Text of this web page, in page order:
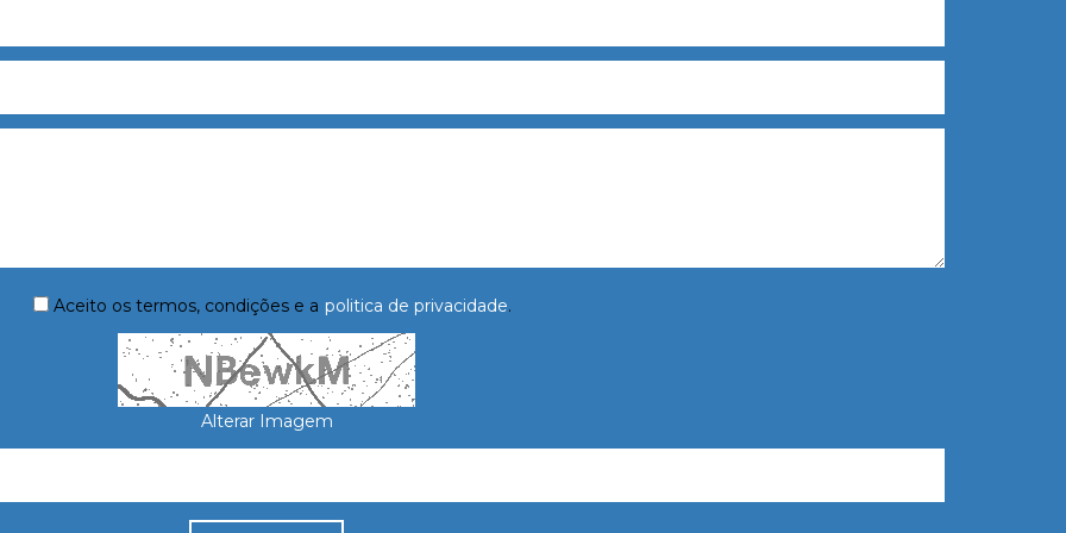
Aceito os termos, condições e a politica de privacidade.
Alterar Imagem